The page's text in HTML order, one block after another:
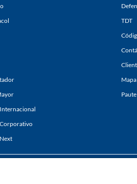
TDT
o parcial, así como su traducción a cualquier